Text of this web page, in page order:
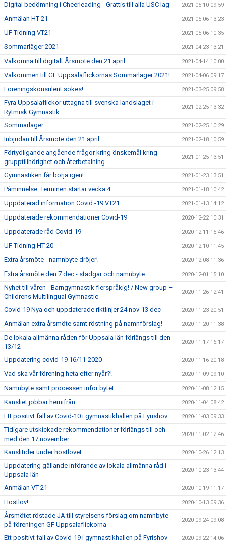
Digital bedömning i Cheerleading - Grattis till alla USC lag 2021-05-10 09:59
Anmälan HT-21 2021-05-06 13:23
UF Tidning VT21 2021-05-06 10:35
Sommarläger 2021 2021-04-23 13:21
Välkomna till digitalt Årsmöte den 21 april 2021-04-14 10:00
Välkommen till GF Uppsalaflickornas Sommarläger 2021! 2021-04-06 09:17
Föreningskonsulent sökes! 2021-03-25 09:58
Fyra Uppsalaflickor uttagna till svenska landslaget i
Rytmisk Gymnastik
2021-02-25 13:32
Sommarläger 2021-02-25 10:29
Inbjudan till Årsmöte den 21 april 2021-02-18 10:59
Förtydligande angående frågor kring önskemål kring
grupptillhörighet och återbetalning
2021-01-25 13:51
Gymnastiken får börja igen! 2021-01-23 13:51
Påminnelse: Terminen startar vecka 4 2021-01-18 10:42
Uppdaterad information Covid -19 VT21 2021-01-13 14:12
Uppdaterade rekommendationer Covid-19 2020-12-22 10:31
Uppdaterade råd Covid-19 2020-12-11 15:46
UF Tidning HT-20 2020-12-10 11:45
Extra årsmöte - namnbyte dröjer! 2020-12-08 11:36
Extra årsmöte den 7 dec - stadgar och namnbyte 2020-12-01 15:10
Nyhet till våren - Barngymnastik flerspråkig! / New group –
Childrens Multilingual Gymnastic
2020-11-26 12:41
Covid-19 Nya och uppdaterade riktlinjer 24 nov-13 dec 2020-11-23 20:51
Anmälan extra årsmöte samt röstning på namnförslag! 2020-11-20 11:38
De lokala allmänna råden för Uppsala län förlängs till den
13/12
2020-11-17 16:17
Uppdatering covid-19 16/11-2020 2020-11-16 20:18
Vad ska vår förening heta efter nyår?! 2020-11-09 09:10
Namnbyte samt processen inför bytet 2020-11-08 12:15
Kansliet jobbar hemifrån 2020-11-04 08:42
Ett positivt fall av Covid-10 i gymnastikhallen på Fyrishov 2020-11-03 09:33
Tidigare utskickade rekommendationer förlängs till och
med den 17 november
2020-11-02 12:46
Kanslitider under höstlovet 2020-10-26 12:13
Uppdatering gällande införande av lokala allmänna råd i
Uppsala län
2020-10-23 13:44
Anmälan VT-21 2020-10-19 11:17
Höstlov! 2020-10-13 09:36
Årsmötet röstade JA till styrelsens förslag om namnbyte
på föreningen GF Uppsalaflickorna
2020-09-24 09:08
Ett positivt fall av Covid-19 i gymnastikhallen på Fyrishov 2020-09-22 14:06